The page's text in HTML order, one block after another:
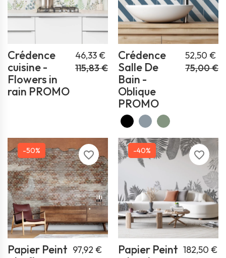
Crédence
cuisine -
Flowers in
rain PROMO
46,33 €
115,83 €
Crédence
Salle De
Bain -
Oblique
PROMO
52,50 €
75,00 €
favorite_border
Papier Peint 97,92 €
-50% favorite_border
Papier Peint 182,50 €
-40%